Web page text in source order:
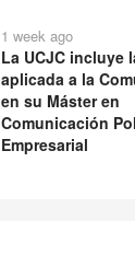
1 week ago
La UCJC incluye
aplicada a la
en su Máster en
Comunicación
Empresarial